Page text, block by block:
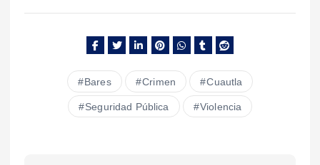
Bares Crimen Cuautla
Seguridad Pública Violencia